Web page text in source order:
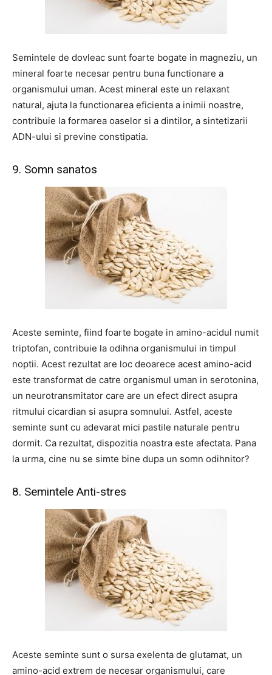
Semintele de dovleac sunt foarte bogate in magneziu, un
mineral foarte necesar pentru buna functionare a
organismului uman. Acest mineral este un relaxant
natural, ajuta la functionarea eficienta a inimii noastre,
contribuie la formarea oaselor si a dintilor, a sintetizarii
ADN-ului si previne constipatia.
9. Somn sanatos
Aceste seminte, fiind foarte bogate in amino-acidul numit
triptofan, contribuie la odihna organismului in timpul
noptii. Acest rezultat are loc deoarece acest amino-acid
este transformat de catre organismul uman in serotonina,
un neurotransmitator care are un efect direct asupra
ritmului cicardian si asupra somnului. Astfel, aceste
seminte sunt cu adevarat mici pastile naturale pentru
dormit. Ca rezultat, dispozitia noastra este afectata. Pana
la urma, cine nu se simte bine dupa un somn odihnitor?
8. Semintele Anti-stres
Aceste seminte sunt o sursa exelenta de glutamat, un
amino-acid extrem de necesar organismului, care